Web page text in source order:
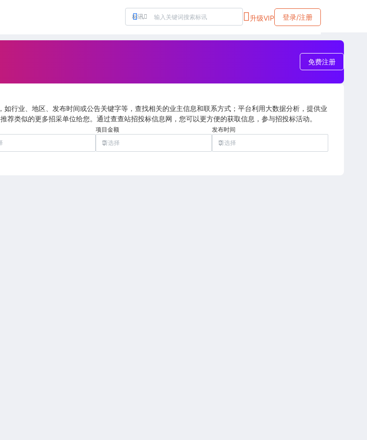
标讯 升级VIP 登录/注册
免费注册
行业、地区、发布时间或公告关键字等，查找相关的业主信息和联系方式；平台利用大数据分析，提供业
类似的更多招采单位给您。通过查查站招投标信息网，您可以更方便的获取信息，参与招投标活动。
项目金额 发布时间